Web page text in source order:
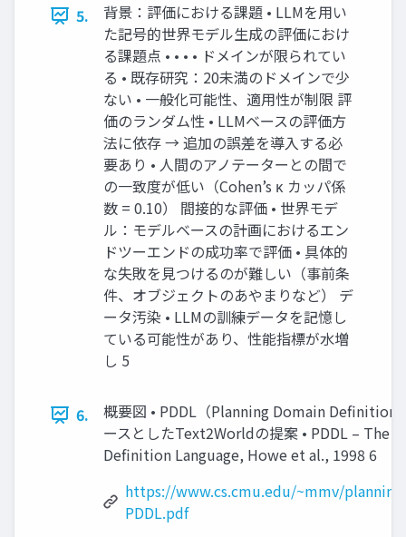
5.
背景：評価における課題 • LLMを用い
た記号的世界モデル生成の評価におけ
る課題点 • • • • ドメインが限られてい
る • 既存研究：20未満のドメインで少
ない • 一般化可能性、適用性が制限 評
価のランダム性 • LLMベースの評価方
法に依存 → 追加の誤差を導入する必
要あり • 人間のアノテーターとの間で
の一致度が低い（Cohen’s κ カッパ係
数 = 0.10） 間接的な評価 • 世界モデ
ル：モデルベースの計画におけるエン
ドツーエンドの成功率で評価 • 具体的
な失敗を見つけるのが難しい（事前条
件、オブジェクトのあやまりなど） デ
ータ汚染 • LLMの訓練データを記憶し
ている可能性があり、性能指標が水増
し 5
6.
概要図 • PDDL（Planning Domain Definition
ースとしたText2Worldの提案 • PDDL – The
Definition Language, Howe et al., 1998 6
https://www.cs.cmu.edu/~mmv/
PDDL.pdf